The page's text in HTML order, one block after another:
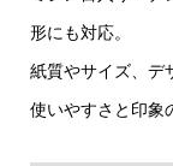
形にも対応。
紙質やサイズ、デ
使いやすさと印象